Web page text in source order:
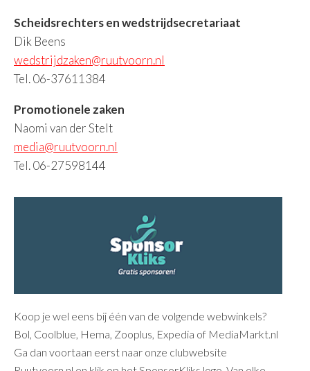
Scheidsrechters en wedstrijdsecretariaat
Dik Beens
wedstrijdzaken@ruutvoorn.nl
Tel. 06-37611384
Promotionele zaken
Naomi van der Stelt
media@ruutvoorn.nl
Tel. 06-27598144
Koop je wel eens bij één van de volgende webwinkels?
Bol, Coolblue, Hema, Zooplus, Expedia of MediaMarkt.nl
Ga dan voortaan eerst naar onze clubwebsite